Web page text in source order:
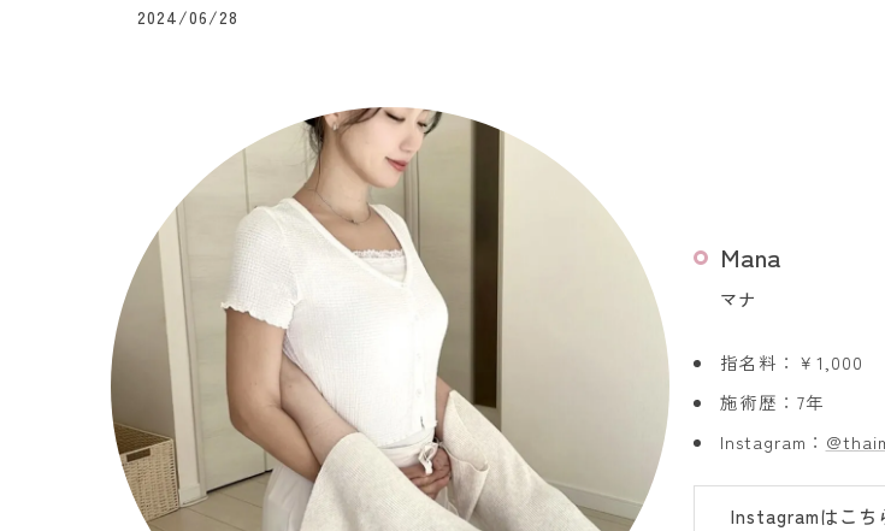
2024/06/28
Mana
マナ
指名料：￥1,000
施術歴：7年
Instagram：
Instagramはこち